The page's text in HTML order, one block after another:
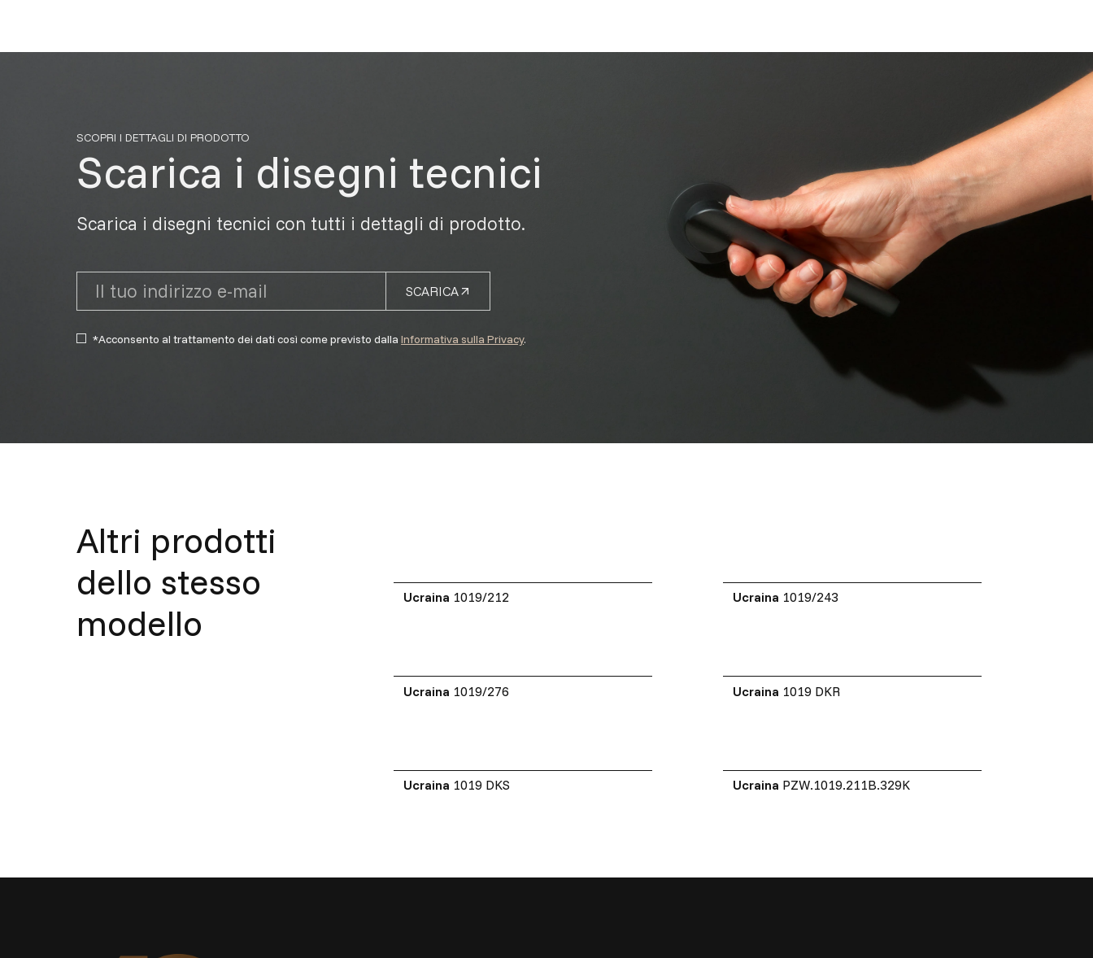
SCOPRI I DETTAGLI DI PRODOTTO
Scarica i disegni tecnici
Scarica i disegni tecnici con tutti i dettagli di prodotto.
SCARICA
*Acconsento al trattamento dei dati così come previsto dallaInformativa sulla Privacy.
Altri prodotti
dello stesso
modello
Ucraina 1019/212 Ucraina 1019/243
Ucraina 1019/276 Ucraina 1019 DKR
Ucraina 1019 DKS Ucraina PZW.1019.211B.329K